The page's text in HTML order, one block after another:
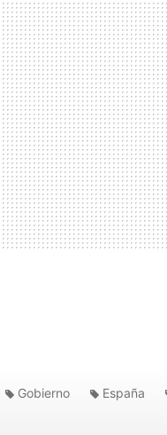
Gobierno España